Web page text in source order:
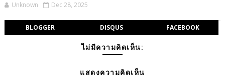
Unknown Dec 28, 2025
BLOGGER DISQUS FACEBOOK
ไม่มีความคิดเห็น:
แสดงความคิดเห็น